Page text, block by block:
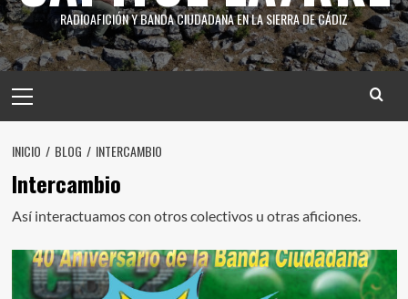
RADIOAFICIÓN Y BANDA CIUDADANA EN LA SIERRA DE CÁDIZ
INICIO BLOG INTERCAMBIO
Intercambio
Así interactuamos con otros colectivos u otras aficiones.